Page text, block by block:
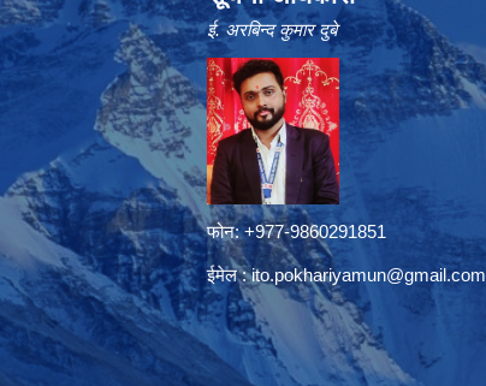
ई. अरबिन्द कुमार दुबे
फोन: +977-9860291851
ईमेल :ito.pokhariyamun@gmail.com